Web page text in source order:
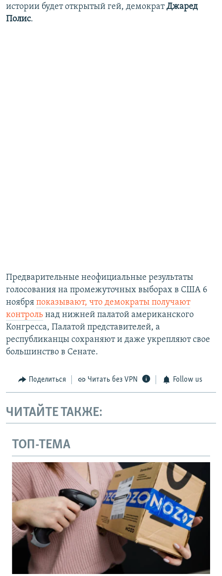
истории будет открытый гей, демократДжаред
Полис.
Предварительные неофициальные результаты
голосования на промежуточных выборах в США 6
ноября показывают, что демократы получают
контроль над нижней палатой американского
Конгресса, Палатой представителей, а
республиканцы сохраняют и даже укрепляют свое
большинство в Сенате.
Поделиться Читать без VPN Follow us
ЧИТАЙТЕ ТАКЖЕ:
ТОП-ТЕМА